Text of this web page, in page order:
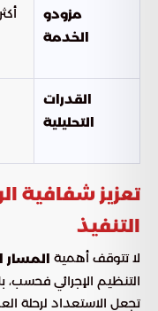
مزودو
الخدمة
القدرات
التحليلية
تعزيز شفافية
التنفيذ
لا تتوقف أهمية المسار
التنظيم الإجرائي
تجعل الاستعداد لرحلة